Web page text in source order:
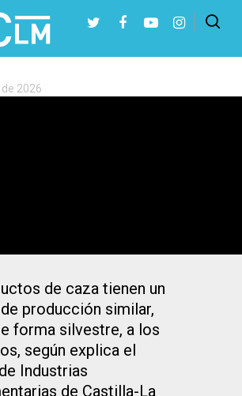
para buscar o ESC para cerrar
2026
de caza tienen un
producción similar,
forma silvestre, a los
según explica el
Industrias
de Castilla-La